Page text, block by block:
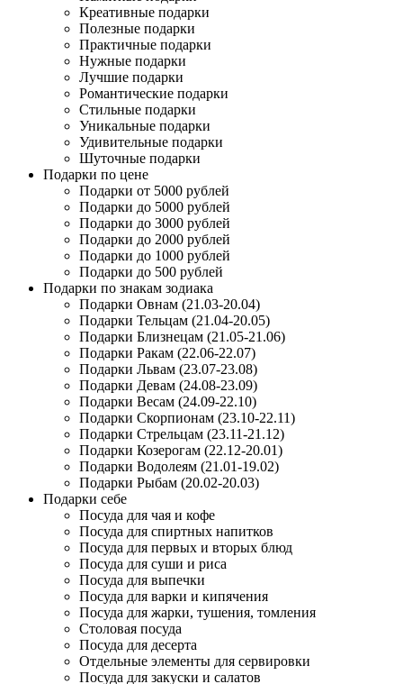
Креативные подарки
Полезные подарки
Практичные подарки
Нужные подарки
Лучшие подарки
Романтические подарки
Стильные подарки
Уникальные подарки
Удивительные подарки
Шуточные подарки
Подарки по цене
Подарки от 5000 рублей
Подарки до 5000 рублей
Подарки до 3000 рублей
Подарки до 2000 рублей
Подарки до 1000 рублей
Подарки до 500 рублей
Подарки по знакам зодиака
Подарки Овнам (21.03-20.04)
Подарки Тельцам (21.04-20.05)
Подарки Близнецам (21.05-21.06)
Подарки Ракам (22.06-22.07)
Подарки Львам (23.07-23.08)
Подарки Девам (24.08-23.09)
Подарки Весам (24.09-22.10)
Подарки Скорпионам (23.10-22.11)
Подарки Стрельцам (23.11-21.12)
Подарки Козерогам (22.12-20.01)
Подарки Водолеям (21.01-19.02)
Подарки Рыбам (20.02-20.03)
Подарки себе
Посуда для чая и кофе
Посуда для спиртных напитков
Посуда для первых и вторых блюд
Посуда для суши и риса
Посуда для выпечки
Посуда для варки и кипячения
Посуда для жарки, тушения, томления
Столовая посуда
Посуда для десерта
Отдельные элементы для сервировки
Посуда для закуски и салатов